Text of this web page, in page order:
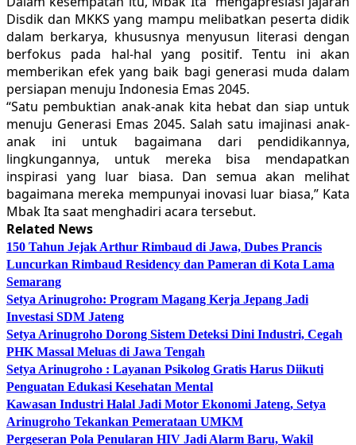
Disdik dan MKKS yang mampu melibatkan peserta didik
dalam berkarya, khususnya menyusun literasi dengan
berfokus pada hal-hal yang positif. Tentu ini akan
memberikan efek yang baik bagi generasi muda dalam
persiapan menuju Indonesia Emas 2045.
“Satu pembuktian anak-anak kita hebat dan siap untuk
menuju Generasi Emas 2045. Salah satu imajinasi anak-
anak ini untuk bagaimana dari pendidikannya,
lingkungannya, untuk mereka bisa mendapatkan
inspirasi yang luar biasa. Dan semua akan melihat
bagaimana mereka mempunyai inovasi luar biasa,” Kata
Mbak Ita saat menghadiri acara tersebut.
Related News
150 Tahun Jejak Arthur Rimbaud di Jawa, Dubes Prancis
Luncurkan Rimbaud Residency dan Pameran di Kota Lama
Semarang
Setya Arinugroho: Program Magang Kerja Jepang Jadi
Investasi SDM Jateng
Setya Arinugroho Dorong Sistem Deteksi Dini Industri, Cegah
PHK Massal Meluas di Jawa Tengah
Setya Arinugroho : Layanan Psikolog Gratis Harus Diikuti
Penguatan Edukasi Kesehatan Mental
Kawasan Industri Halal Jadi Motor Ekonomi Jateng, Setya
Arinugroho Tekankan Pemerataan UMKM
Pergeseran Pola Penularan HIV Jadi Alarm Baru, Wakil